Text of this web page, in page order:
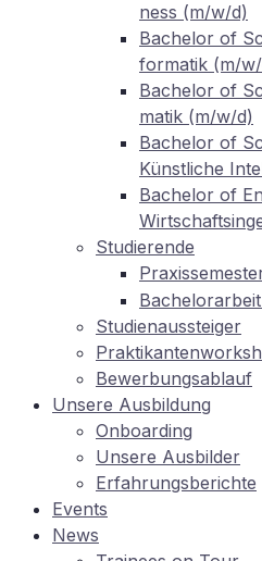
ness (m/w/d)
Ba­che­lor of
for­ma­tik (m/
Ba­che­lor of
ma­tik (m/w/d)
Ba­che­lor of
Künst­li­che
Ba­che­lor of
Stu­die­ren­de
Stu­di­en­aus­stei­ger
Be­wer­bungs­ab­lauf
Un­se­re Ausbildung
On­boar­ding
Un­se­re Ausbilder
Er­fah­rungs­be­rich­te
Events
News